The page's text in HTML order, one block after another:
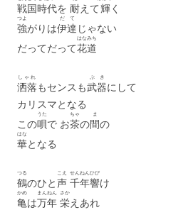
戦国時代を 耐えて輝く
強
つよ
がりは伊達
だて
じゃない
だってだって花道
はなみち
洒落
しゃれ
もセンスも武器
ぶき
にして
カリスマとなる
この唄
うた
で お茶
ちゃ
の間
ま
の
華
はな
となる
鶴
つる
のひと声
こえ
千年
せんねん
響
ひび
け
亀
かめ
は万年
まんねん
栄
さか
えあれ